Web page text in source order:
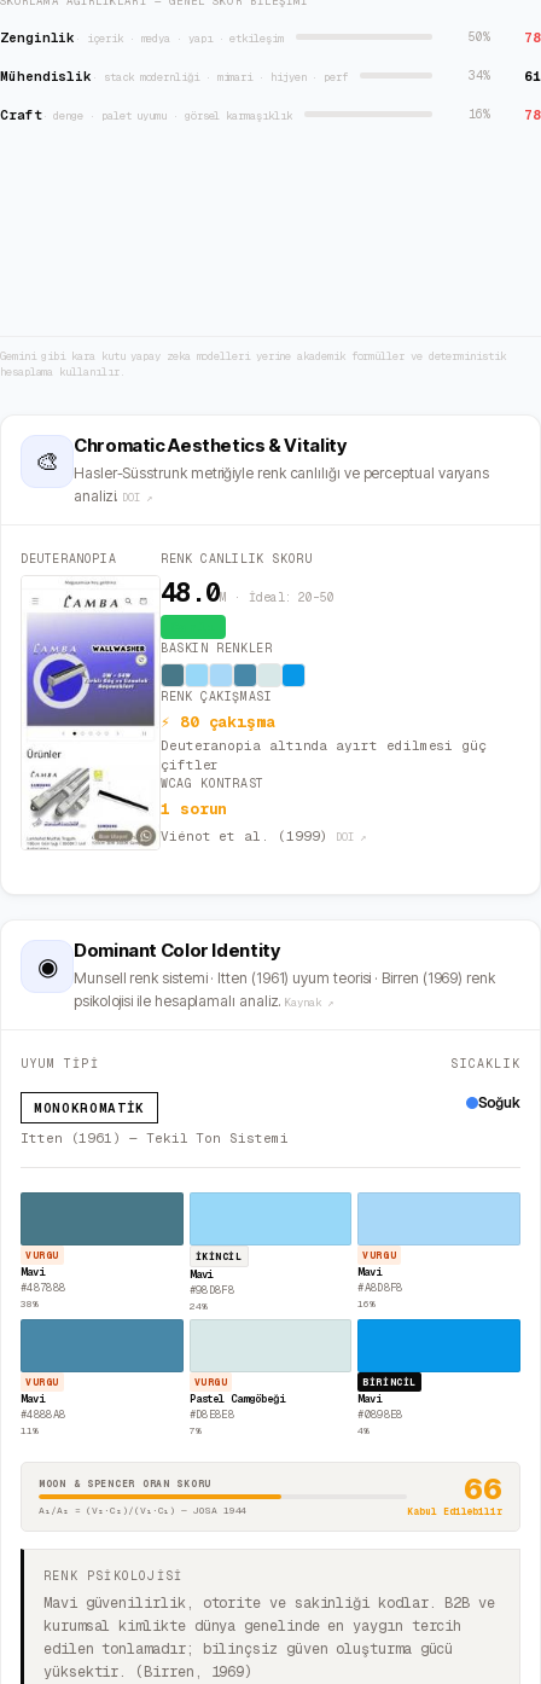
Zenginlik · içerik · medya · yapı · etkileşim 50% 78
Mühendislik · stack modernliği · mimari · hijyen · perf 34% 61
Craft·denge · palet uyumu · görsel karmaşıklık 16% 78
Gemini gibi kara kutu yapay zeka modelleri yerine akademik formüller ve deterministik
hesaplama kullanılır.
🎨
Chromatic Aesthetics & Vitality
Hasler-Süsstrunk metriğiyle renk canlılığı ve perceptual varyans
analizi. DOI ↗
DEUTERANOPIA RENK CANLILIK SKORU
48.0M · İdeal: 20–50
BASKIN RENKLER
RENK ÇAKIŞMASI
⚡ 80 çakışma
Deuteranopia altında ayırt edilmesi güç
çiftler
WCAG KONTRAST
1 sorun
Viénot et al. (1999) DOI ↗
◉
Dominant Color Identity
Munsell renk sistemi · Itten (1961) uyum teorisi · Birren (1969) renk
psikolojisi ile hesaplamalı analiz. Kaynak ↗
UYUM TİPİ
MONOKROMATIK
Itten (1961) — Tekil Ton Sistemi
SICAKLIK
Soğuk
VURGU
Mavi
#487888
38%
İKINCIL
Mavi
#98D8F8
24%
VURGU
Mavi
#A8D8F8
16%
VURGU
Mavi
#4888A8
11%
VURGU
Pastel Camgöbeği
#D8E8E8
7%
BIRINCIL
Mavi
#0898E8
4%
MOON & SPENCER ORAN SKORU
A₁/A₂ = (V₂·C₂)/(V₁·C₁) — JOSA 1944
66
Kabul Edilebilir
RENK PSİKOLOJİSİ
Mavi güvenilirlik, otorite ve sakinliği kodlar. B2B ve
kurumsal kimlikte dünya genelinde en yaygın tercih
edilen tonlamadır; bilinçsiz güven oluşturma gücü
yüksektir. (Birren, 1969)